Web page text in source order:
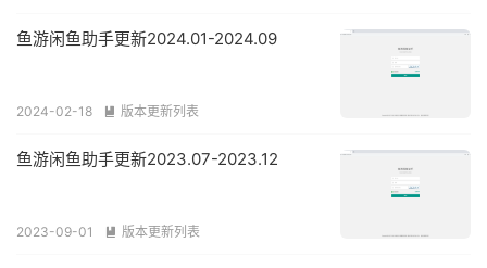
鱼游闲鱼助手更新2024.01-2024.09
2024-02-18  版本更新列表
鱼游闲鱼助手更新2023.07-2023.12
2023-09-01  版本更新列表